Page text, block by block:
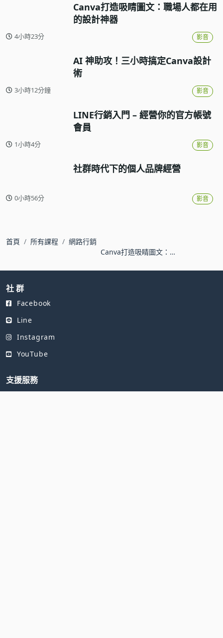
Canva打造吸睛圖文：職場人都在用
的設計神器
4小時23分 影音
AI 神助攻！三小時搞定Canva設計
術
3小時12分鐘 影音
LINE行銷入門 – 經營你的官方帳號
會員
1小時4分 影音
社群時代下的個人品牌經營
0小時56分 影音
首頁 所有課程
網路行銷
Canva打造吸睛圖文：職
社 群
Facebook
Line
Instagram
YouTube
支援服務